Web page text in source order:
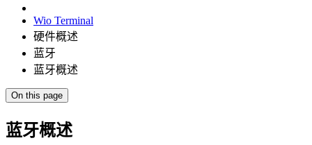
Wio Terminal
硬件概述
蓝牙
蓝牙概述
On this page
蓝牙概述